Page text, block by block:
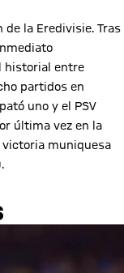
de la Eredivisie. Tras
historial entre
partidos en
uno y el PSV
última vez en la
victoria muniquesa